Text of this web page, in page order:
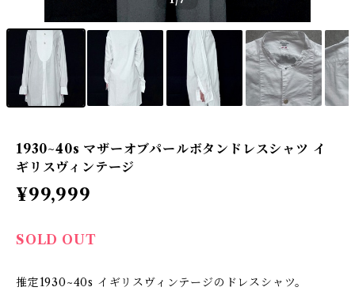
1930~40s マザーオブパールボタンドレスシャツ イ
ギリスヴィンテージ
¥99,999
SOLD OUT
推定1930~40s イギリスヴィンテージのドレスシャツ。